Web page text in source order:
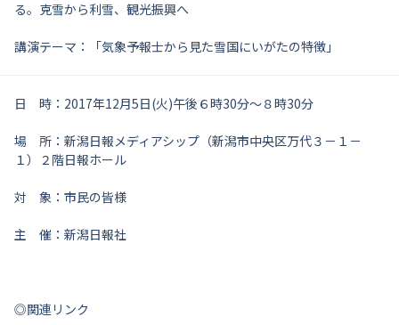
る。克雪から利雪、観光振興へ
講演テーマ：「気象予報士から見た雪国にいがたの特徴」
日 時：2017年12月5日(火)午後６時30分～８時30分
場 所：新潟日報メディアシップ （新潟市中央区万代３－１－
１）
２階日報ホール
対 象：市民の皆様
主 催：新潟日報社
◎関連リンク